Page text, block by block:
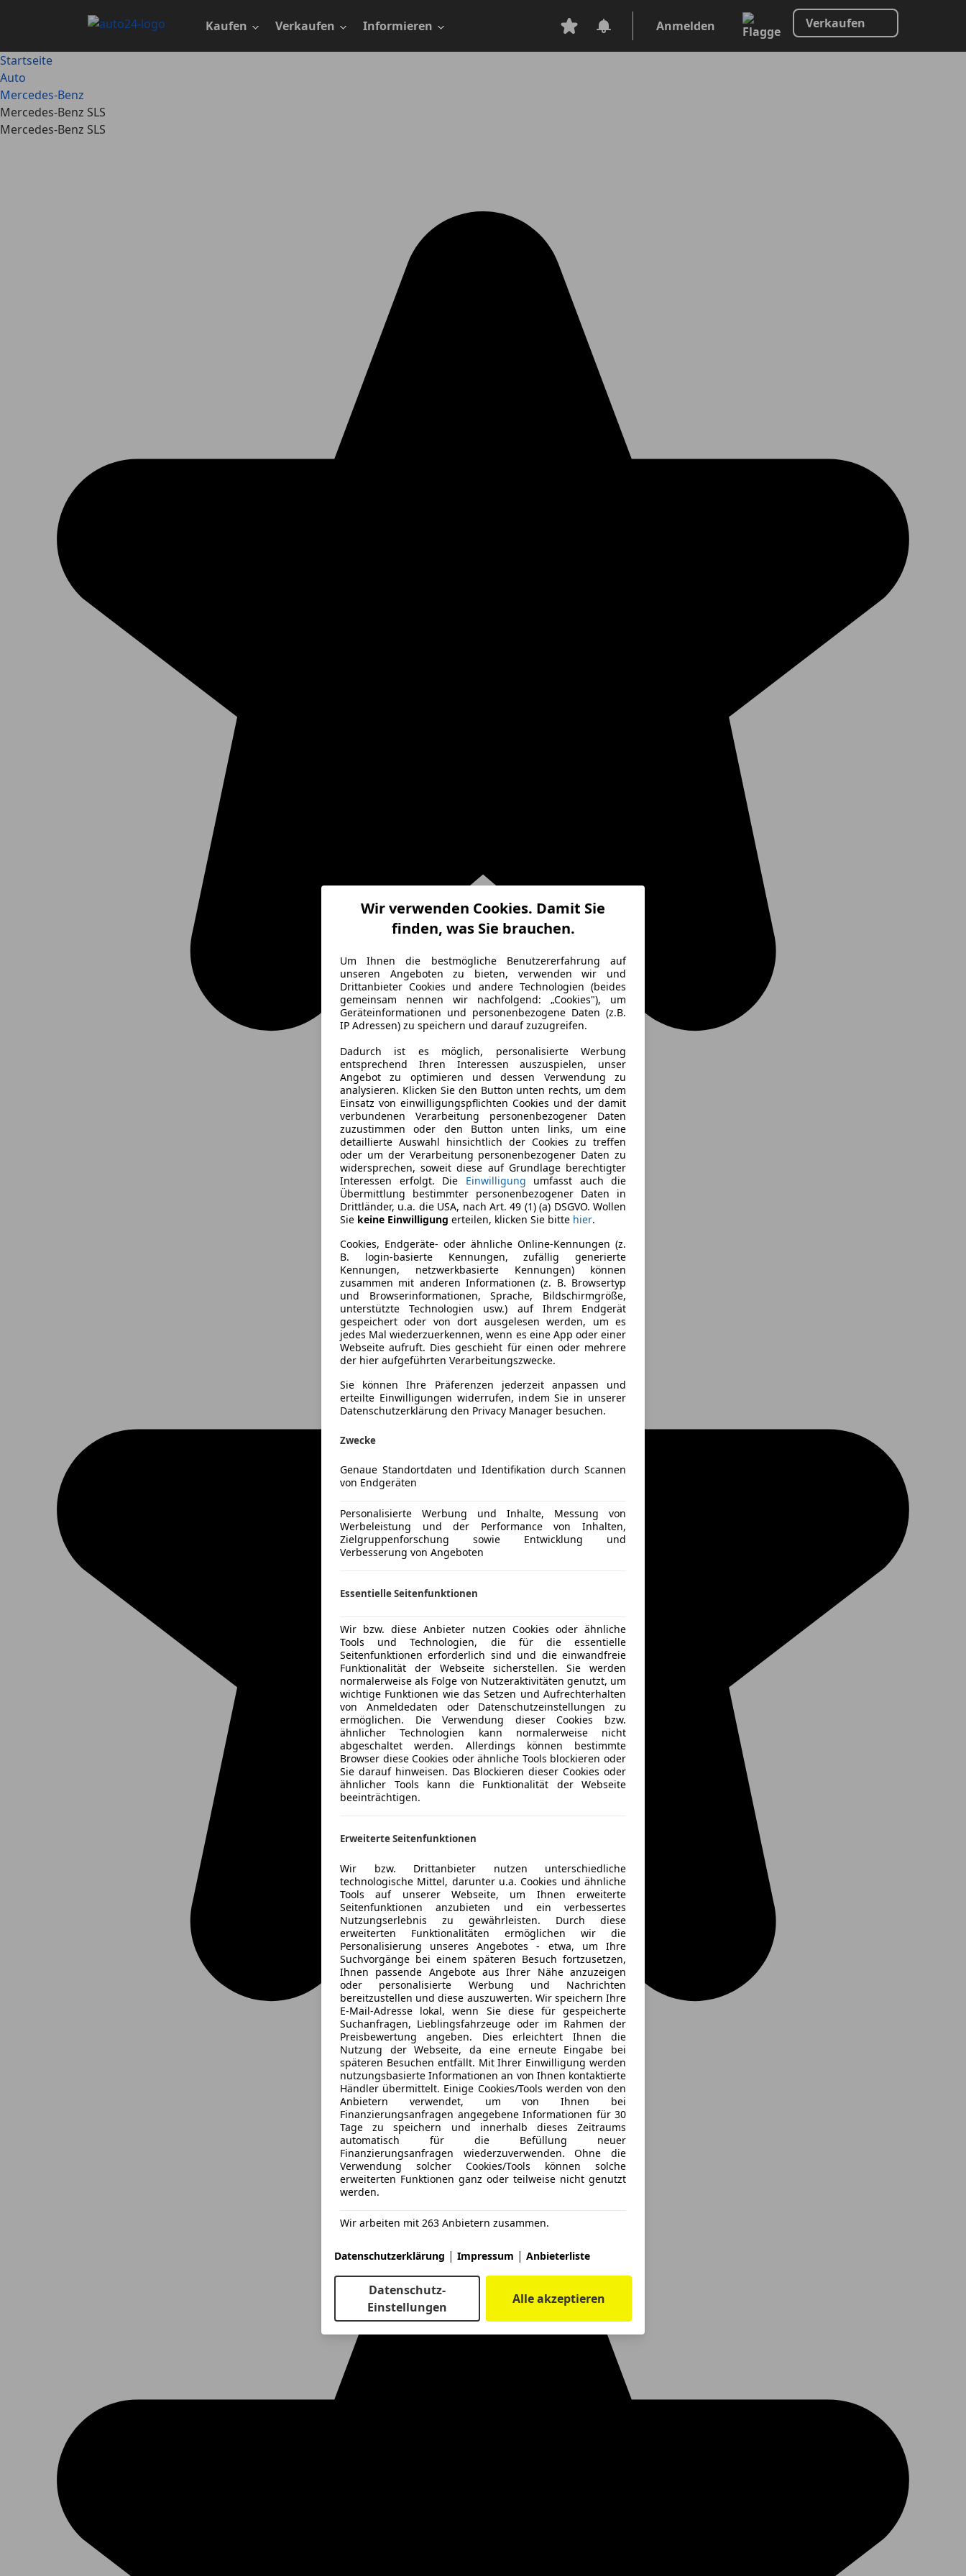
Kaufen Verkaufen Informieren Anmelden Verkaufen
Startseite
Auto
Mercedes-Benz
Mercedes-Benz SLS
Mercedes-Benz SLS
Wir verwenden Cookies. Damit Sie
finden, was Sie brauchen.
Um Ihnen die bestmögliche Benutzererfahrung auf
unseren Angeboten zu bieten, verwenden wir und
Drittanbieter Cookies und andere Technologien (beides
gemeinsam nennen wir nachfolgend: „Cookies"), um
Geräteinformationen und personenbezogene Daten (z.B.
IP Adressen) zu speichern und darauf zuzugreifen.
Dadurch ist es möglich, personalisierte Werbung
entsprechend Ihren Interessen auszuspielen, unser
Angebot zu optimieren und dessen Verwendung zu
analysieren. Klicken Sie den Button unten rechts, um dem
Einsatz von einwilligungspflichten Cookies und der damit
verbundenen Verarbeitung personenbezogener Daten
zuzustimmen oder den Button unten links, um eine
detaillierte Auswahl hinsichtlich der Cookies zu treffen
oder um der Verarbeitung personenbezogener Daten zu
widersprechen, soweit diese auf Grundlage berechtigter
Interessen erfolgt. Die Einwilligung umfasst auch die
Übermittlung bestimmter personenbezogener Daten in
Drittländer, u.a. die USA, nach Art. 49 (1) (a) DSGVO. Wollen
Sie keine Einwilligung erteilen, klicken Sie bitte hier.
Cookies, Endgeräte- oder ähnliche Online-Kennungen (z.
B. login-basierte Kennungen, zufällig generierte
Kennungen, netzwerkbasierte Kennungen) können
zusammen mit anderen Informationen (z. B. Browsertyp
und Browserinformationen, Sprache, Bildschirmgröße,
unterstützte Technologien usw.) auf Ihrem Endgerät
gespeichert oder von dort ausgelesen werden, um es
jedes Mal wiederzuerkennen, wenn es eine App oder einer
Webseite aufruft. Dies geschieht für einen oder mehrere
der hier aufgeführten Verarbeitungszwecke.
Sie können Ihre Präferenzen jederzeit anpassen und
erteilte Einwilligungen widerrufen, indem Sie in unserer
Datenschutzerklärung den Privacy Manager besuchen.
Zwecke
Genaue Standortdaten und Identifikation durch Scannen
von Endgeräten
Personalisierte Werbung und Inhalte, Messung von
Werbeleistung und der Performance von Inhalten,
Zielgruppenforschung sowie Entwicklung und
Verbesserung von Angeboten
Essentielle Seitenfunktionen
Wir bzw. diese Anbieter nutzen Cookies oder ähnliche
Tools und Technologien, die für die essentielle
Seitenfunktionen erforderlich sind und die einwandfreie
Funktionalität der Webseite sicherstellen. Sie werden
normalerweise als Folge von Nutzeraktivitäten genutzt, um
wichtige Funktionen wie das Setzen und Aufrechterhalten
von Anmeldedaten oder Datenschutzeinstellungen zu
ermöglichen. Die Verwendung dieser Cookies bzw.
ähnlicher Technologien kann normalerweise nicht
abgeschaltet werden. Allerdings können bestimmte
Browser diese Cookies oder ähnliche Tools blockieren oder
Sie darauf hinweisen. Das Blockieren dieser Cookies oder
ähnlicher Tools kann die Funktionalität der Webseite
beeinträchtigen.
Erweiterte Seitenfunktionen
Wir bzw. Drittanbieter nutzen unterschiedliche
technologische Mittel, darunter u.a. Cookies und ähnliche
Tools auf unserer Webseite, um Ihnen erweiterte
Seitenfunktionen anzubieten und ein verbessertes
Nutzungserlebnis zu gewährleisten. Durch diese
erweiterten Funktionalitäten ermöglichen wir die
Personalisierung unseres Angebotes - etwa, um Ihre
Suchvorgänge bei einem späteren Besuch fortzusetzen,
Ihnen passende Angebote aus Ihrer Nähe anzuzeigen
oder personalisierte Werbung und Nachrichten
bereitzustellen und diese auszuwerten. Wir speichern Ihre
E-Mail-Adresse lokal, wenn Sie diese für gespeicherte
Suchanfragen, Lieblingsfahrzeuge oder im Rahmen der
Preisbewertung angeben. Dies erleichtert Ihnen die
Nutzung der Webseite, da eine erneute Eingabe bei
späteren Besuchen entfällt. Mit Ihrer Einwilligung werden
nutzungsbasierte Informationen an von Ihnen kontaktierte
Händler übermittelt. Einige Cookies/Tools werden von den
Anbietern verwendet, um von Ihnen bei
Finanzierungsanfragen angegebene Informationen für 30
Tage zu speichern und innerhalb dieses Zeitraums
automatisch für die Befüllung neuer
Finanzierungsanfragen wiederzuverwenden. Ohne die
Verwendung solcher Cookies/Tools können solche
erweiterten Funktionen ganz oder teilweise nicht genutzt
werden.
Wir arbeiten mit 263 Anbietern zusammen.
Datenschutzerklärung | Impressum | Anbieterliste
Datenschutz-
Einstellungen
Alle akzeptieren